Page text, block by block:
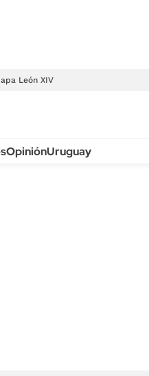
León XIV
OpiniónUruguay